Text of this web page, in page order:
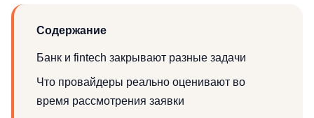
Содержание
Банк и fintech закрывают разные задачи
Что провайдеры реально оценивают во
время рассмотрения заявки